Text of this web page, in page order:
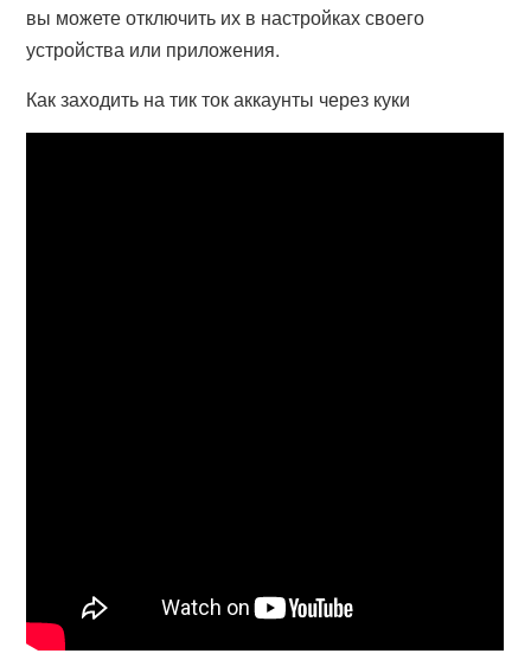
вы можете отключить их в настройках своего
устройства или приложения.
Как заходить на тик ток аккаунты через куки